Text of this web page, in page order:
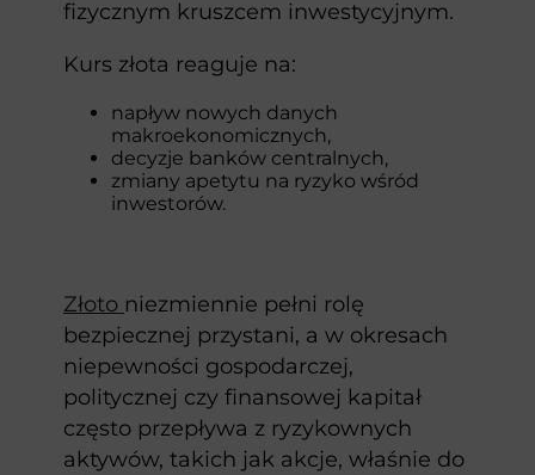
fizycznym kruszcem inwestycyjnym.
Kurs złota reaguje na:
napływ nowych danych
makroekonomicznych,
decyzje banków centralnych,
zmiany apetytu na ryzyko wśród
inwestorów.
Złoto niezmiennie pełni rolę
bezpiecznej przystani, a w okresach
niepewności gospodarczej,
politycznej czy finansowej kapitał
często przepływa z ryzykownych
aktywów, takich jak akcje, właśnie do